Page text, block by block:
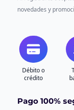
novedades y
Débito o
crédito
Pago 100%